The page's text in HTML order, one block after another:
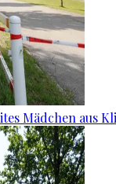
Mädchen aus